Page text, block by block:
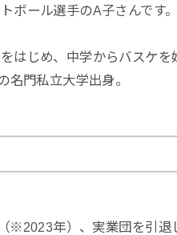
ボール選手のA子さんです。
はじめ、中学からバスケ
名門私立大学出身。
※2023年）、実業団を引退